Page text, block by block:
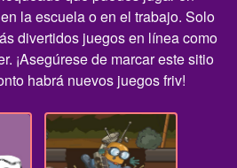
la escuela o en el trabajo. Solo
divertidos juegos en línea como
¡Asegúrese de marcar este sitio
habrá nuevos juegos friv!